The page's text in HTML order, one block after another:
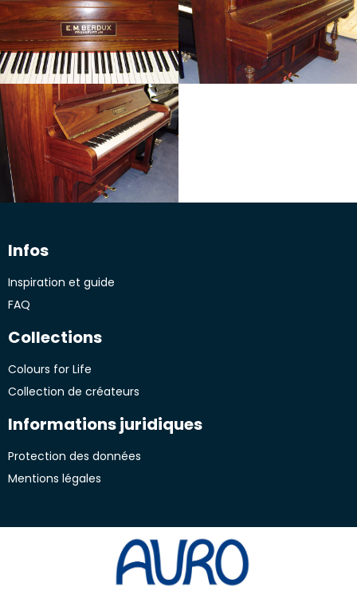
Infos
Inspiration et guide
FAQ
Collections
Colours for Life
Collection de créateurs
Informations juridiques
Protection des données
Mentions légales